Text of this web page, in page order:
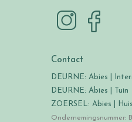
Contact
DEURNE: Abies |
DEURNE: Abies | Tuin
ZOERSEL: Abies |
Ondernemingsnummer: